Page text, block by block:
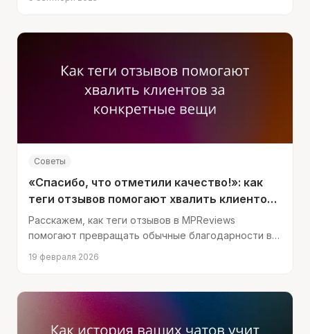
Советы
«Спасибо, что отметили качество!»: как
теги отзывов помогают хвалить клиентов
за конкретные вещи
Расскажем, как теги отзывов в MPReviews
помогают превращать обычные благодарности в
лояльность.
19 февраля 2026